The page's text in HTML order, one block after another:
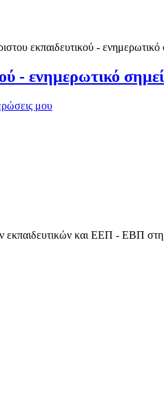
εκπαιδευτικού -
- ενημερωτικό
μου
εκπαιδευτικών και ΕΕΠ - ΕΒΠ στη